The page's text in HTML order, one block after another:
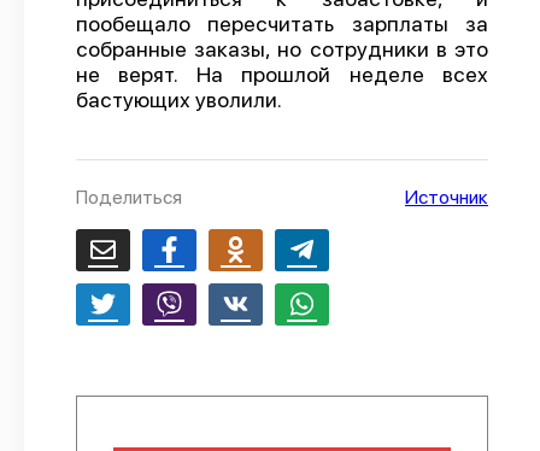
пообещало пересчитать зарплаты за
собранные заказы, но сотрудники в это
не верят. На прошлой неделе всех
бастующих уволили.
Поделиться Источник